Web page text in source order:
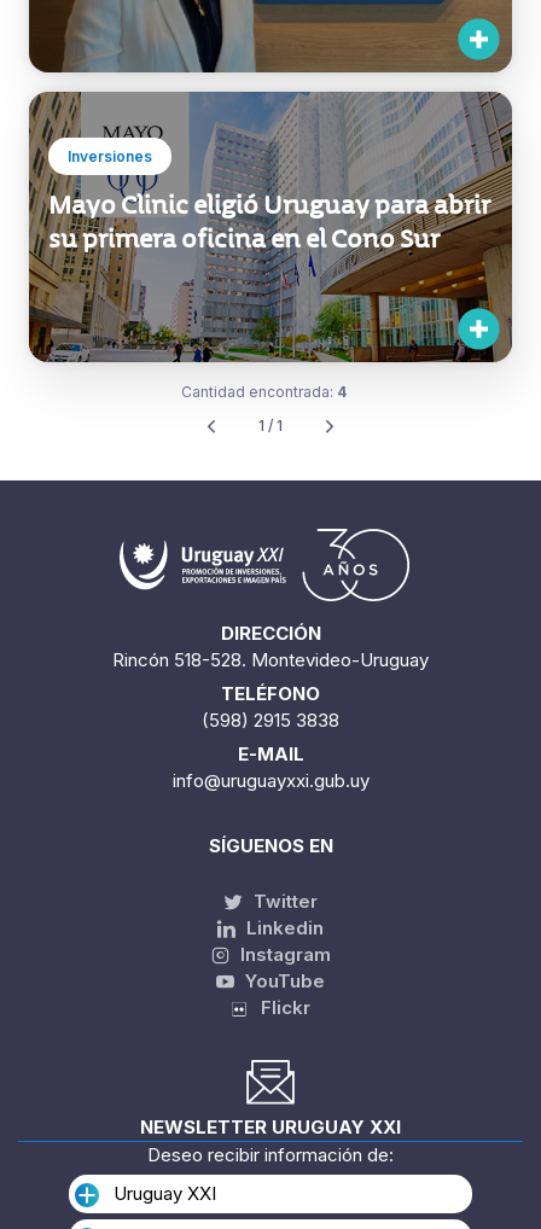
Inversiones
Mayo Clinic eligió Uruguay para abrir
su primera oficina en el Cono Sur
Cantidad encontrada: 4
1 / 1
DIRECCIÓN
Rincón 518-528. Montevideo-Uruguay
TELÉFONO
(598) 2915 3838
E-MAIL
info@uruguayxxi.gub.uy
SÍGUENOS EN
Twitter
Linkedin
Instagram
YouTube
Flickr
NEWSLETTER URUGUAY XXI
Deseo recibir información de:
Uruguay XXI